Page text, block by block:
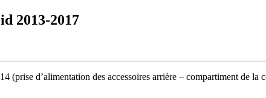
2013-2017
(prise d’alimentation des accessoires arrière – compartiment de